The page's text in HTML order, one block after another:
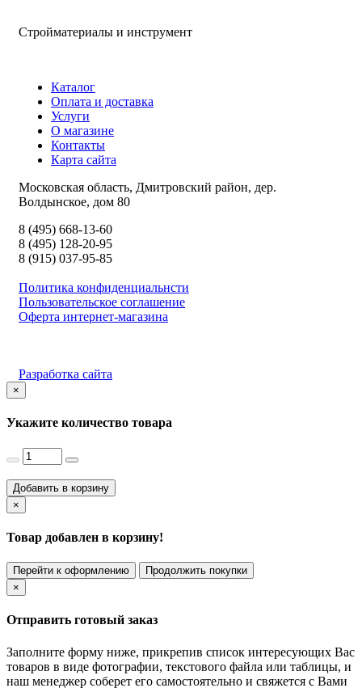
Стройматериалы и инструмент
Каталог
Оплата и доставка
Услуги
О магазине
Контакты
Карта сайта
Московская область, Дмитровский район, дер.
Волдынское, дом 80
8 (495) 668-13-60
8 (495) 128-20-95
8 (915) 037-95-85
Политика конфиденциальнсти
Пользовательское соглашение
Оферта интернет-магазина
Разработка сайта
×
Укажите количество товара
Добавить в корзину
×
Товар добавлен в корзину!
Перейти к оформлению
Продолжить покупки
×
Отправить готовый заказ
Заполните форму ниже, прикрепив список интересующих Вас
товаров в виде фотографии, текстового файла или таблицы, и
наш менеджер соберет его самостоятельно и свяжется с Вами